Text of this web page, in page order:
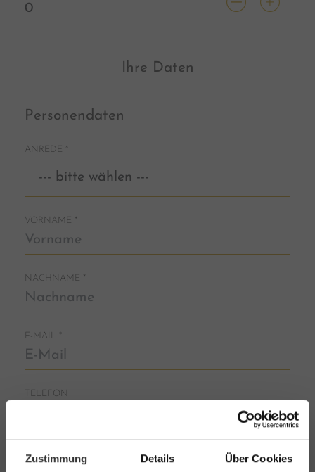
Zustimmung Details Über Cookies
Ihre Daten
Personendaten
ANREDE *
VORNAME *
NACHNAME *
E-MAIL *
TELEFON
Adressdaten